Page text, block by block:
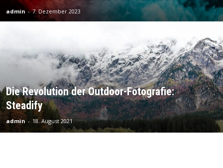
admin - 7. Dezember 2023
Die Revolution der Outdoor-Fotografie:
Steadify
admin - 18. August 2021